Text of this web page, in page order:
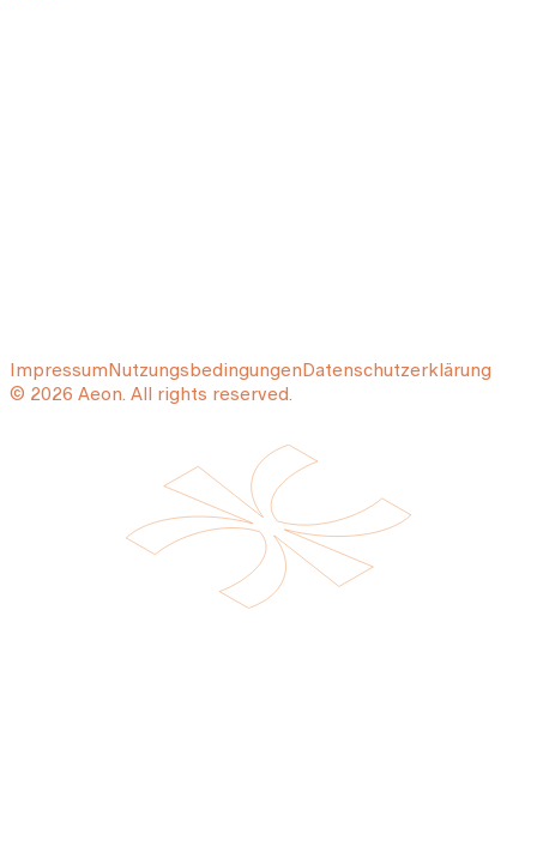
ImpressumNutzungsbedingungenDatenschutzerklärung
© 2026 Aeon. All rights reserved.